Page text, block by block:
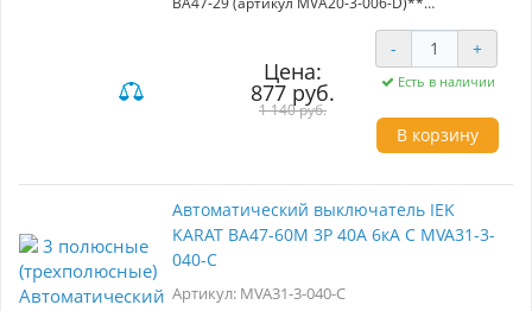
- **Кратковременная способность
отключения:** 4,5 кА
- **Характеристика:** D (для двигателей с
большими пусковыми токами)
- Надежная защита распределительных и
групповых цепей от перегрузок и коротких
замыканий.
- Подходит для использования в жилых и
общественных зданиях.
- Обеспечивает стабильную работу
электроприборов, освещения и двигателей.
Цена:
877 руб.
1 140 руб.
- +
Есть в наличии
В корзину
Автоматический выключатель IEK
KARAT ВА47-60M 3Р 40А 6кА С MVA31-3-
040-C
Артикул: MVA31-3-040-C